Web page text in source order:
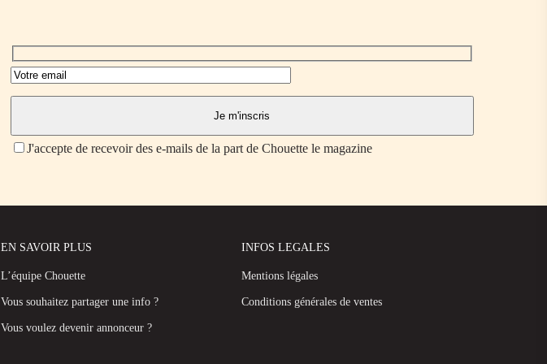
J'accepte de recevoir des e-mails de la part de Chouette le magazine
EN SAVOIR PLUS
L’équipe Chouette
Vous souhaitez partager une info ?
Vous voulez devenir annonceur ?
INFOS LEGALES
Mentions légales
Conditions générales de ventes